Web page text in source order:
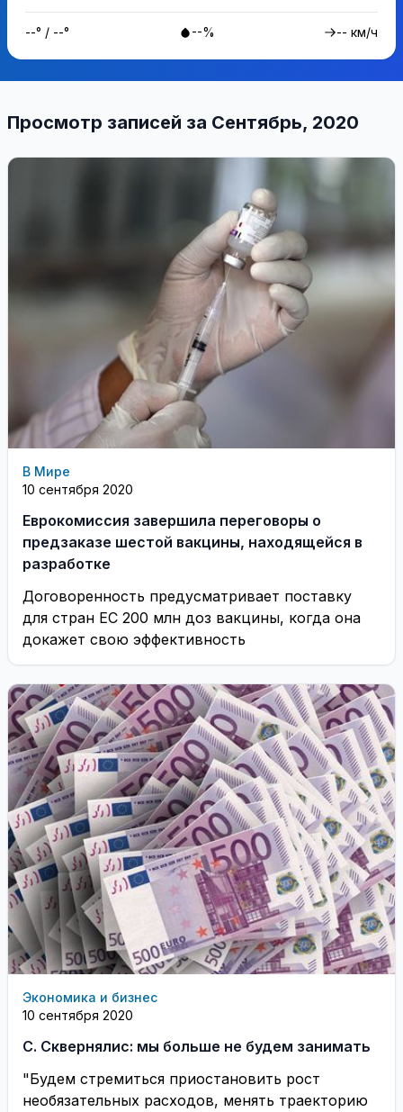
--° / --° --% -- км/ч
Просмотр записей за Сентябрь, 2020
В Мире
10 сентября 2020
Еврокомиссия завершила переговоры о
предзаказе шестой вакцины, находящейся в
разработке
Договоренность предусматривает поставку
для стран EC 200 млн доз вакцины, когда она
докажет свою эффективность
Экономика и бизнес
10 сентября 2020
С. Сквернялис: мы больше не будем занимать
"Будем стремиться приостановить рост
необязательных расходов, менять траекторию